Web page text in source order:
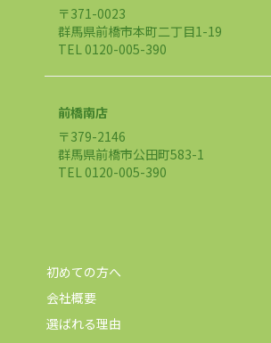
〒371-0023
群馬県前橋市本町二丁目1-19
TEL 0120-005-390
前橋南店
〒379-2146
群馬県前橋市公田町583-1
TEL 0120-005-390
初めての方へ
会社概要
選ばれる理由